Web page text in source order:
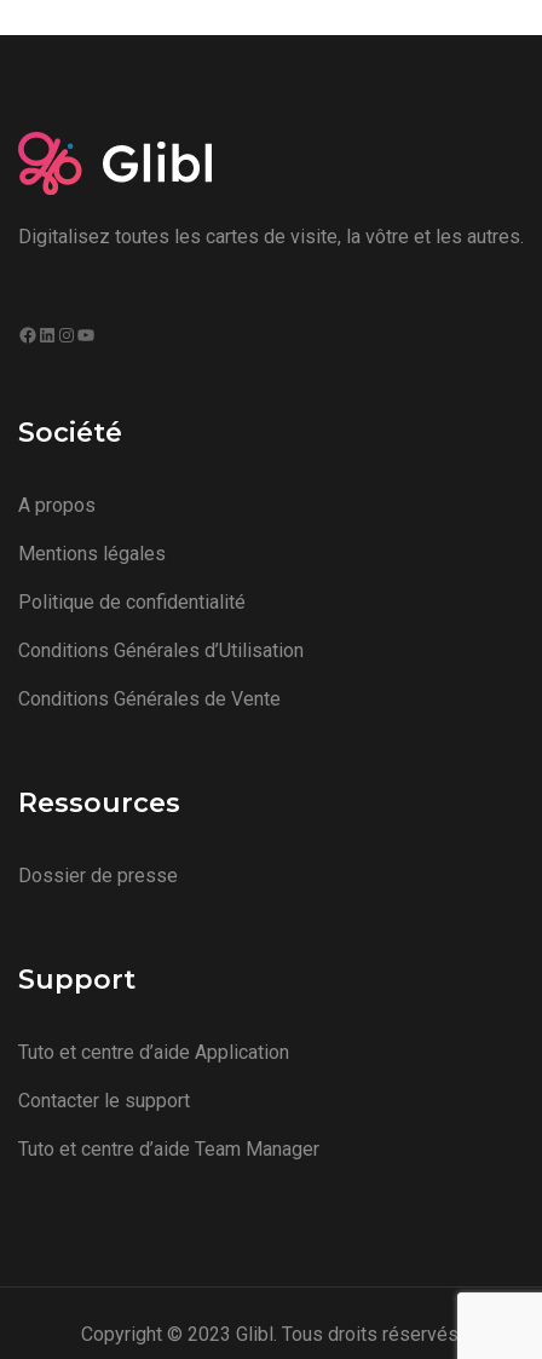
Digitalisez toutes les cartes de visite, la vôtre et les autres.
Facebook
LinkedIn
Instagram
Société
A propos
Mentions légales
Politique de confidentialité
Conditions Générales d’Utilisation
Conditions Générales de Vente
Ressources
Dossier de presse
Support
Tuto et centre d’aide Application
Contacter le support
Tuto et centre d’aide Team Manager
Copyright © 2023 Glibl. Tous droits réservés.